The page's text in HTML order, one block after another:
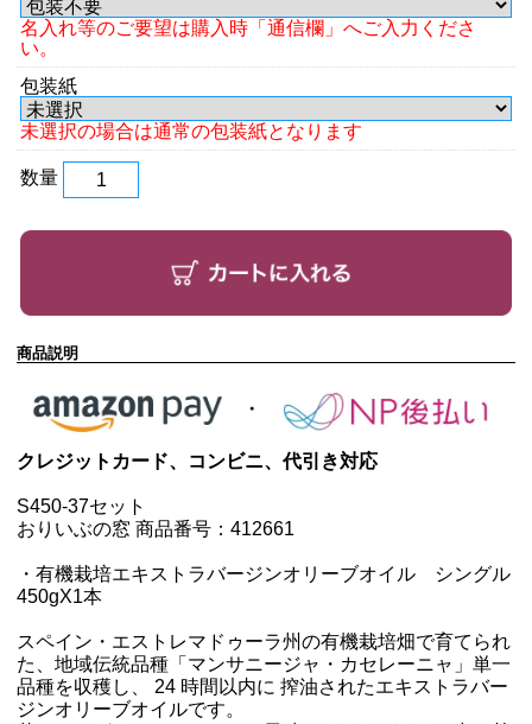
名入れ等のご要望は購入時「通信欄」へご入力くださ
い。
包装紙
未選択の場合は通常の包装紙となります
数量
商品説明
クレジットカード、コンビニ、代引き対応
S450-37セット
おりいぶの窓 商品番号：412661
・ 有機栽培エキストラバージンオリーブオイル シングル
450gX1本
スペイン・エストレマドゥーラ州の有機栽培畑で育てられ
た、地域伝統品種「マンサニージャ・カセレーニャ」単一
品種を収穫し、 24 時間以内に 搾油されたエキストラバー
ジンオリーブオイルです。